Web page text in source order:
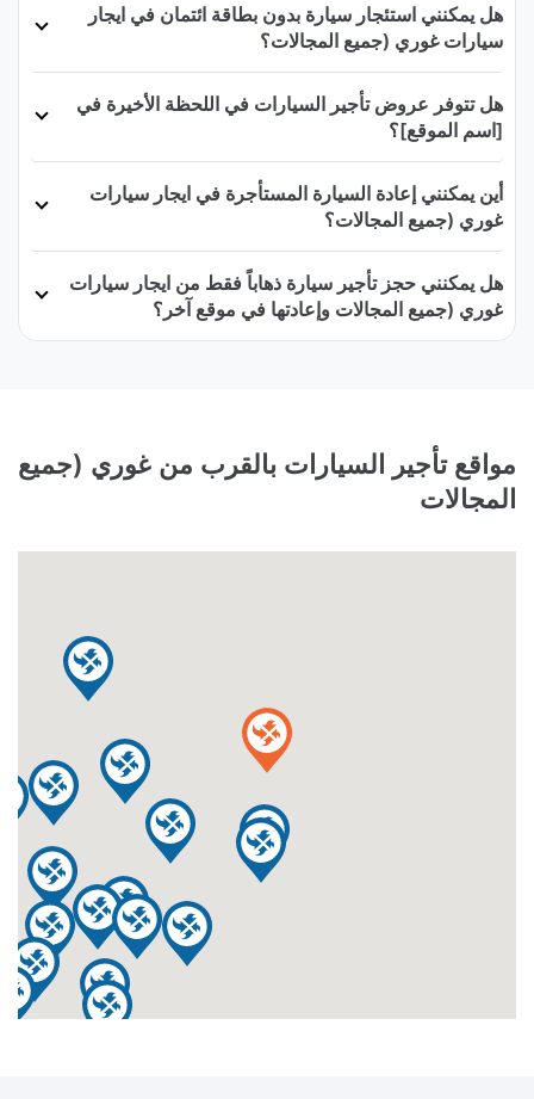
هل يمكنني استئجار سيارة بدون بطاقة ائتمان في ايجار
سيارات غوري (جميع المجالات؟
هل تتوفر عروض تأجير السيارات في اللحظة الأخيرة في
[اسم الموقع]؟
أين يمكنني إعادة السيارة المستأجرة في ايجار سيارات
غوري (جميع المجالات؟
هل يمكنني حجز تأجير سيارة ذهاباً فقط من ايجار سيارات
غوري (جميع المجالات وإعادتها في موقع آخر؟
مواقع تأجير السيارات بالقرب من غوري (جميع
المجالات